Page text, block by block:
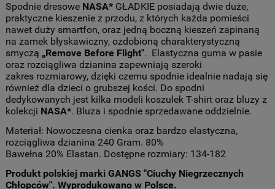
Spodnie dresowe NASA* GŁADKIE posiadają dwie duże,
praktyczne kieszenie z przodu, z których każda pomieści
nawet duży smartfon, oraz jedną boczną kieszeń zapinaną
na zamek błyskawiczny, ozdobioną charakterystyczną
smyczą „Remove Before Flight". Elastyczna guma w pasie
oraz rozciągliwa dzianina zapewniają szeroki
zakres rozmiarowy, dzięki czemu spodnie idealnie nadają się
również dla dzieci o grubszej kości. Do spodni
dedykowanych jest kilka modeli koszulek T-shirt oraz bluzy z
kolekcji NASA*. Bluza i spodnie sprzedawane oddzielnie.
Materiał: Nowoczesna cienka oraz bardzo elastyczna,
rozciągliwa dzianina 240 Gram. 80%
Bawełna 20% Elastan. Dostępne rozmiary: 134-182
Produkt polskiej marki GANGS "Ciuchy Niegrzecznych
Chłopców". Wyprodukowano w Polsce.